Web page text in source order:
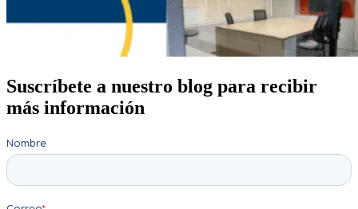
Suscríbete a nuestro blog para recibir
más información